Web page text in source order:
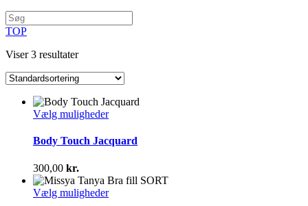
TOP
Viser 3 resultater
Vælg mulighederDette
har
flere
Mulighederne
kan
vælges
Body Touch Jacquard
300,00 kr.
Vælg mulighederDette